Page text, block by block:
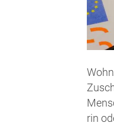
rin